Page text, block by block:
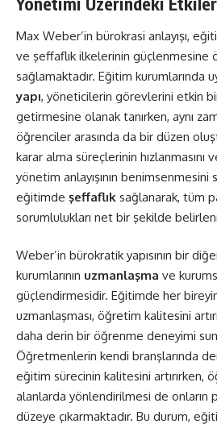
Max Weber’in bürokrasi anlayışı,
ve şeffaflık ilkelerinin güçlenmesine
sağlamaktadır. Eğitim kurumlarında
yapı, yöneticilerin görevlerini etkin
getirmesine olanak tanırken, aynı
öğrenciler arasında da bir düzen
karar alma süreçlerinin
yönetim anlayışının benimsenmesini
eğitimde şeffaflık sağlanarak, tüm
sorumlulukları net bir şekilde
Weber’in bürokratik yapısının bir
kurumlarının uzmanlaşma ve
güçlendirmesidir. Eğitimde her
uzmanlaşması, öğretim kalitesini
daha derin bir öğrenme deneyimi
Öğretmenlerin kendi branşlarında
eğitim sürecinin kalitesini artırırken,
alanlarda yönlendirilmesi de onların
düzeye çıkarmaktadır. Bu durum,